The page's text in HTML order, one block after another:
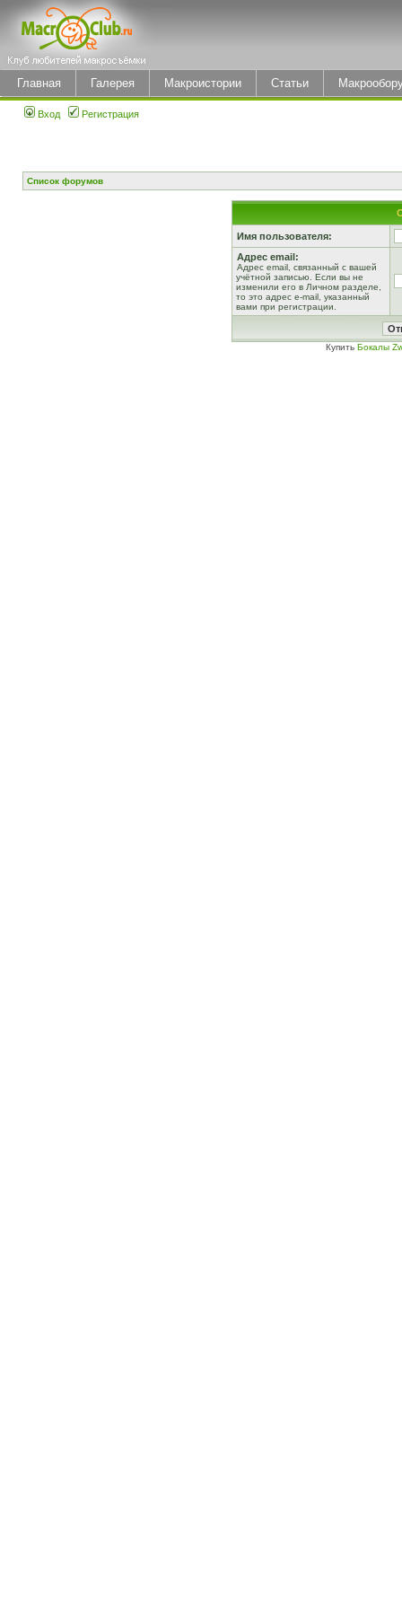
Главная Галерея Макроистории Статьи
Вход Регистрация
Список форумов
Имя пользователя:
Адрес email:
Адрес email, связанный с вашей
учётной записью. Если вы не
изменили его в Личном разделе,
то это адрес e-mail, указанный
вами при регистрации.
Купить Бокалы